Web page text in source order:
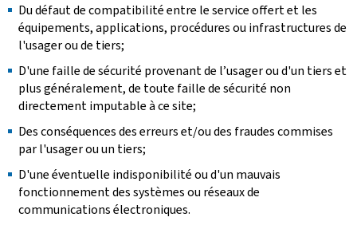
Du défaut de compatibilité entre le service offert et les
équipements, applications, procédures ou infrastructures de
l'usager ou de tiers;
D'une faille de sécurité provenant de l’usager ou d'un tiers et
plus généralement, de toute faille de sécurité non
directement imputable à ce site;
Des conséquences des erreurs et/ou des fraudes commises
par l'usager ou un tiers;
D'une éventuelle indisponibilité ou d'un mauvais
fonctionnement des systèmes ou réseaux de
communications électroniques.